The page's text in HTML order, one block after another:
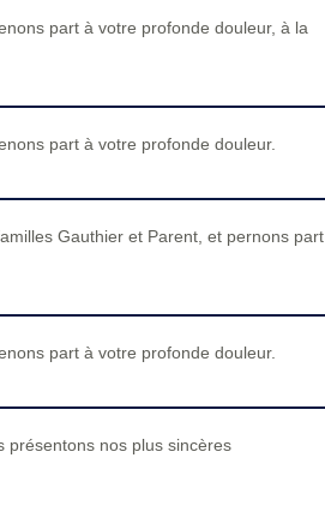
part à votre profonde douleur, à la
part à votre profonde douleur.
Gauthier et Parent, et pernons part
part à votre profonde douleur.
présentons nos plus sincères